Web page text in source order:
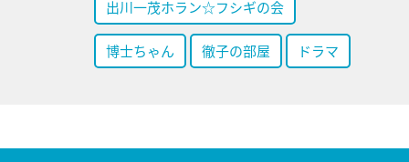
出川一茂ホラン☆フシギの会
博士ちゃん 徹子の部屋 ドラマ